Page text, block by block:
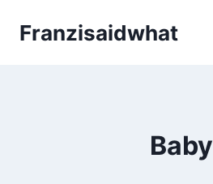
InhaltFranzisaidwhat
Baby